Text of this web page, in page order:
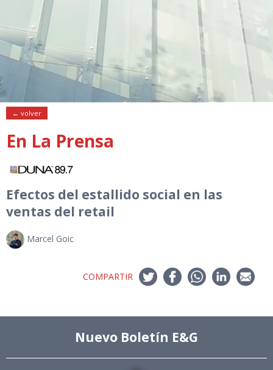
← volver
En La Prensa
Efectos del estallido social en las
ventas del retail
Marcel Goic
COMPARTIR
Nuevo Boletín E&G